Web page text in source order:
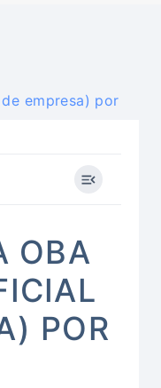
empresa) por
OBA
POR